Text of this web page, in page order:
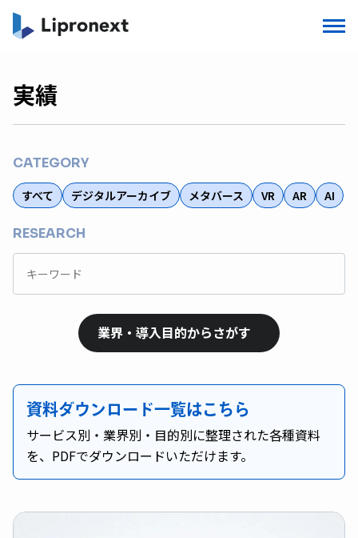
実績
CATEGORY
すべて デジタルアーカイブ メタバース VR AR AI
RESEARCH
業界・導入目的からさがす
資料ダウンロード一覧はこちら
サービス別・業界別・目的別に整理された各種資料
を、PDFでダウンロードいただけます。